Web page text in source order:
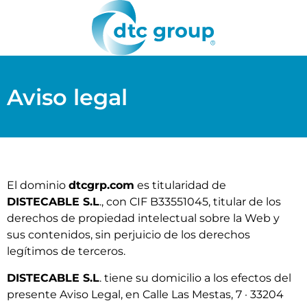
Aviso legal
El dominio dtcgrp.com es titularidad de
DISTECABLE S.L., con CIF B33551045, titular de los
derechos de propiedad intelectual sobre la Web y
sus contenidos, sin perjuicio de los derechos
legítimos de terceros.
DISTECABLE S.L. tiene su domicilio a los efectos del
presente Aviso Legal, en Calle Las Mestas, 7 · 33204